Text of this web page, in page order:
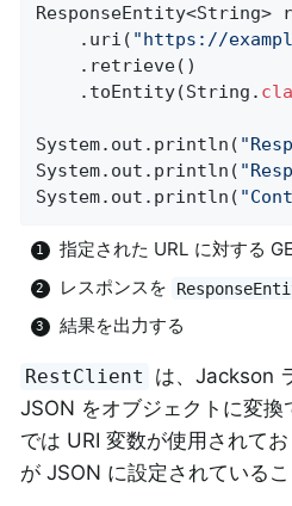
	.uri(
"https://
	.toEntity(String
.
System.out.println(
System.out.println(
System.out.println(
指定された URL に対する
レスポンスを
結果を出力する
RestClient
は、Jackson
JSON をオブジェクトに変
では URI 変数が使用されてお
が JSON に設定されている